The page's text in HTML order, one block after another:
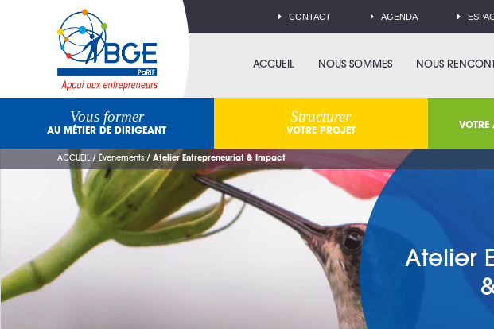
CONTACT AGENDA
ACCUEIL NOUS SOMMES NOUS
Vous former
AU MÉTIER DE DIRIGEANT
Structurer
VOTRE PROJET
VOTRE
ACCUEIL/Évenements / Atelier Entrepreneuriat & Impact
Atelier